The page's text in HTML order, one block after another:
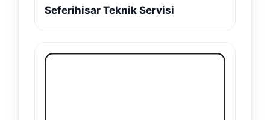
Seferihisar Teknik Servisi